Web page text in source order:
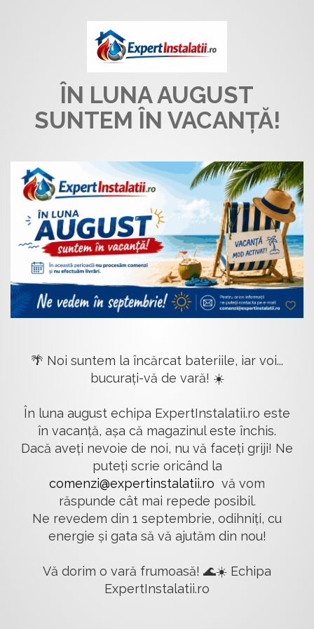
ÎN LUNA AUGUST
SUNTEM ÎN VACANȚĂ!
🌴 Noi suntem la încărcat bateriile, iar voi...
bucurați-vă de vară! ☀️
În luna august echipa ExpertInstalatii.ro este
în vacanță, așa că magazinul este închis.
Dacă aveți nevoie de noi, nu vă faceți griji! Ne
puteți scrie oricând la
comenzi@expertinstalatii.ro vă vom
răspunde cât mai repede posibil.
Ne revedem din 1 septembrie, odihniți, cu
energie și gata să vă ajutăm din nou!
Vă dorim o vară frumoasă! 🌊☀️ Echipa
ExpertInstalatii.ro